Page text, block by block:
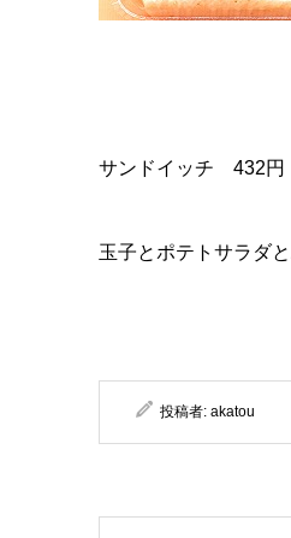
サンドイッチ 432円
玉子とポテトサラダ
投稿者: akatou